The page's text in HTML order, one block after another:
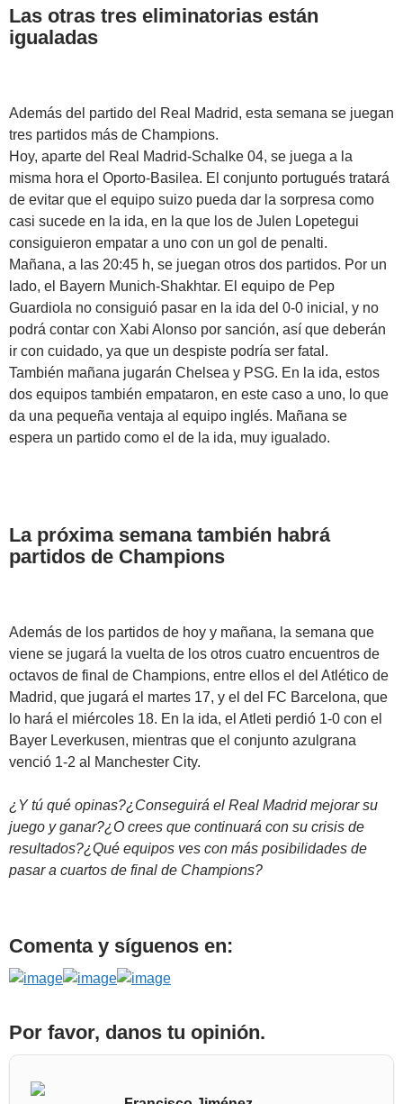
Las otras tres eliminatorias están
igualadas
Además del partido del Real Madrid, esta semana se juegan
tres partidos más de Champions.
Hoy, aparte del Real Madrid-Schalke 04, se juega a la
misma hora el Oporto-Basilea. El conjunto portugués tratará
de evitar que el equipo suizo pueda dar la sorpresa como
casi sucede en la ida, en la que los de Julen Lopetegui
consiguieron empatar a uno con un gol de penalti.
Mañana, a las 20:45 h, se juegan otros dos partidos. Por un
lado, el Bayern Munich-Shakhtar. El equipo de Pep
Guardiola no consiguió pasar en la ida del 0-0 inicial, y no
podrá contar con Xabi Alonso por sanción, así que deberán
ir con cuidado, ya que un despiste podría ser fatal.
También mañana jugarán Chelsea y PSG. En la ida, estos
dos equipos también empataron, en este caso a uno, lo que
da una pequeña ventaja al equipo inglés. Mañana se
espera un partido como el de la ida, muy igualado.
La próxima semana también habrá
partidos de Champions
Además de los partidos de hoy y mañana, la semana que
viene se jugará la vuelta de los otros cuatro encuentros de
octavos de final de Champions, entre ellos el del Atlético de
Madrid, que jugará el martes 17, y el del FC Barcelona, que
lo hará el miércoles 18. En la ida, el Atleti perdió 1-0 con el
Bayer Leverkusen, mientras que el conjunto azulgrana
venció 1-2 al Manchester City.
¿Y tú qué opinas?¿Conseguirá el Real Madrid mejorar su
juego y ganar?¿O crees que continuará con su crisis de
resultados?¿Qué equipos ves con más posibilidades de
pasar a cuartos de final de Champions?
Comenta y síguenos en:
Por favor, danos tu opinión.